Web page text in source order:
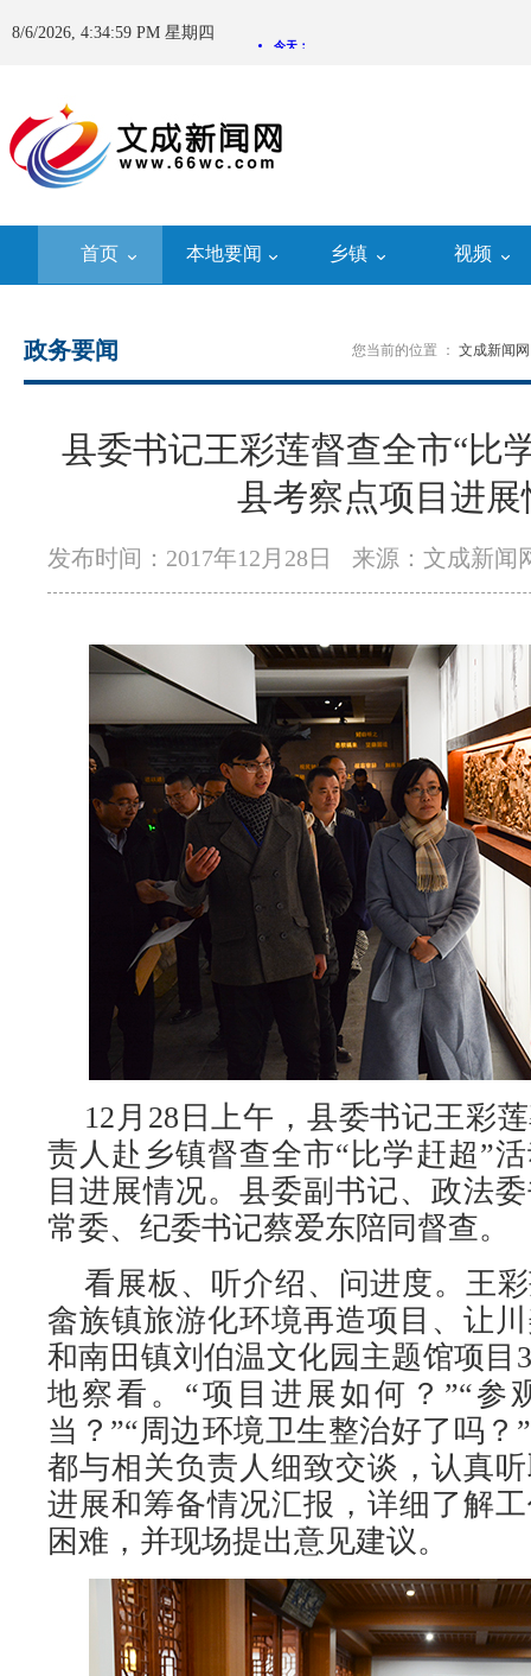
8/6/2026, 4:35:00 PM 星期四
首页 本地要闻 乡镇 视频
您当前的位置 ： 文成新闻网
政务要闻
县委书记王彩莲督查全市“比
县考察点项目进展
发布时间：2017年12月28日 来源：文成新闻
12月28日上午，县委书记王彩
责人赴乡镇督查全市“比学赶超”
目进展情况。县委副书记、政法
常委、纪委书记蔡爱东陪同督查。
看展板、听介绍、问进度。王
畲族镇旅游化环境再造项目、让
和南田镇刘伯温文化园主题馆项目
地察看。“项目进展如何？”“参
当？”“周边环境卫生整治好了吗？
都与相关负责人细致交谈，认真
进展和筹备情况汇报，详细了解
困难，并现场提出意见建议。